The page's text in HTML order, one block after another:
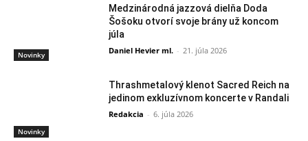
Novinky
Medzinárodná jazzová dielňa Doda
Šošoku otvorí svoje brány už koncom
júla
Daniel Hevier ml. - 21. júla 2026
Novinky
Thrashmetalový klenot Sacred Reich na
jedinom exkluzívnom koncerte v Randali
Redakcia - 6. júla 2026